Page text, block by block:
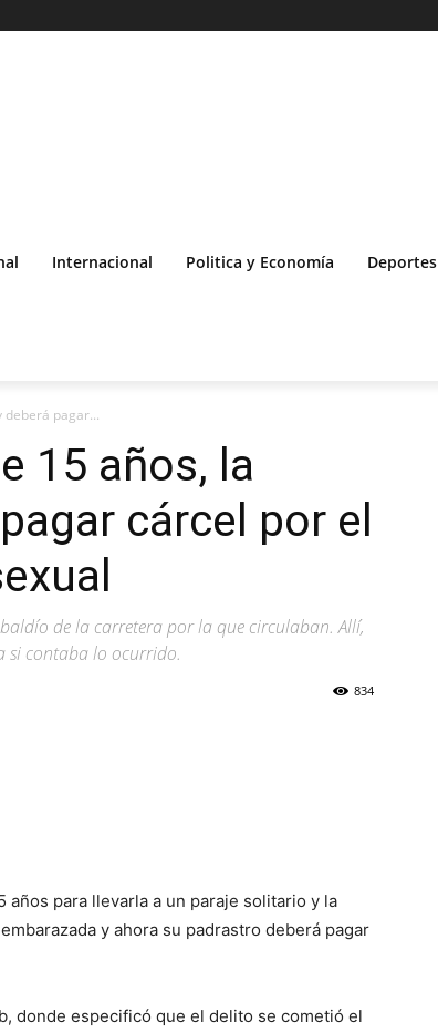
Internacional Politica y Economía Deportes
deberá pagar...
15 años, la
cárcel por el
de la carretera por la que circulaban. Allí,
si contaba lo ocurrido.
834
años para llevarla a un paraje solitario y la
y ahora su padrastro deberá pagar
donde especificó que el delito se cometió el